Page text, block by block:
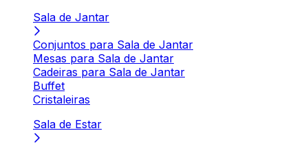
Sala de Jantar
Conjuntos para Sala de Jantar
Mesas para Sala de Jantar
Cadeiras para Sala de Jantar
Buffet
Cristaleiras
Sala de Estar